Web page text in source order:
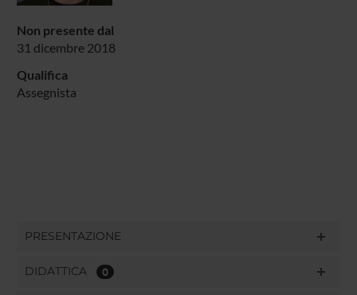
Non presente dal
31 dicembre 2018
Qualifica
Assegnista
PRESENTAZIONE
DIDATTICA 0